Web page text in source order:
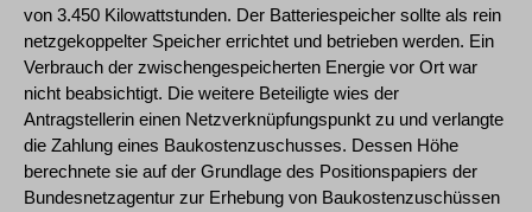
von 3.450 Kilowattstunden. Der Batteriespeicher sollte als rein
netzgekoppelter Speicher errichtet und betrieben werden. Ein
Verbrauch der zwischengespeicherten Energie vor Ort war
nicht beabsichtigt. Die weitere Beteiligte wies der
Antragstellerin einen Netzverknüpfungspunkt zu und verlangte
die Zahlung eines Baukostenzuschusses. Dessen Höhe
berechnete sie auf der Grundlage des Positionspapiers der
Bundesnetzagentur zur Erhebung von Baukostenzuschüssen